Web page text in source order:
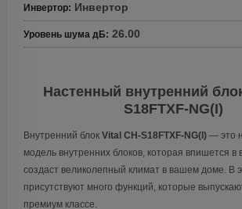
Инвертор: Инвертор
Уровень шума дБ: 26.00
Настенный внутренний
S18FTXF-NG(I)
Внутренний блок Vital CH-S18FTXF-NG(I)— это
модель внутренних блоков, которая впишется в
создаст великолепный климат в вашем доме. В
присутствуют много функций, которые
премиум классе.